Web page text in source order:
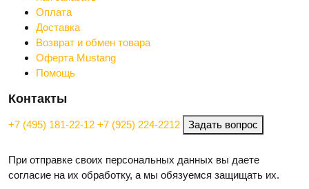
Оплата
Доставка
Возврат и обмен товара
Оферта Mustang
Помощь
Контакты
+7 (495) 181-22-12 +7 (925) 224-2212 Задать вопрос
При отправке своих персональных данных вы даете
согласие на их обработку, а мы обязуемся защищать их.